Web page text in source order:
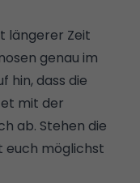
längerer Zeit
genau im
hin, dass die
mit der
ab. Stehen die
euch möglichst